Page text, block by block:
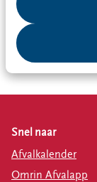
Hebben jullie
Wat mag niet in
Snel naar
Afvalkalender
Omrin Afvalapp